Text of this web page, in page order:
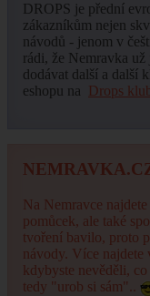
DROPS je přední
zákazníkům nejen
návodů - jenom v
rádi, že Nemravka
dodávat další a další
eshopu na
Drops
Na Nemravce
pomůcek, ale také
tvoření bavilo, proto
návody. Více najdete
kdybyste nevěděli,
tedy "urob si sám"..